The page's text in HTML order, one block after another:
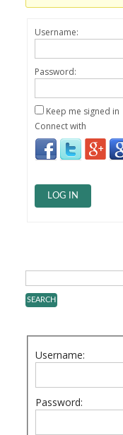
Username:
Password:
Keep me signed in
Connect with
LOG IN
Username:
Password: